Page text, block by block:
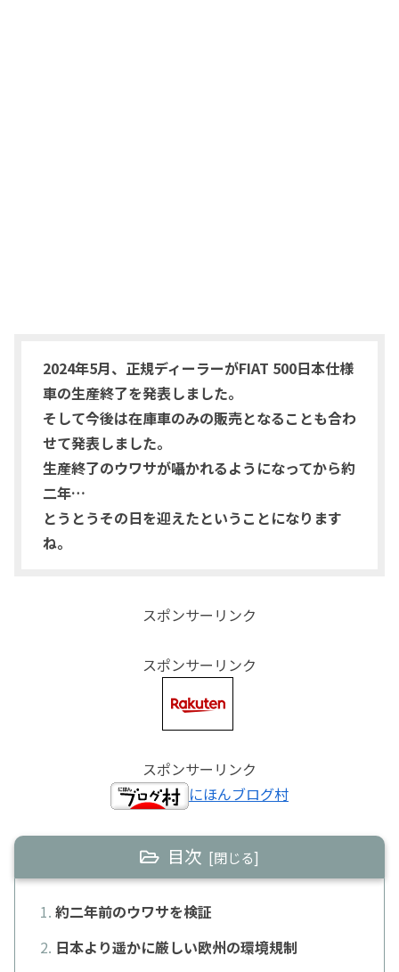
2024年5月、正規ディーラーがFIAT 500日本仕様
車の生産終了を発表しました。
そして今後は在庫車のみの販売となることも合わ
せて発表しました。
生産終了のウワサが囁かれるようになってから約
二年…
とうとうその日を迎えたということになります
ね。
スポンサーリンク
スポンサーリンク
スポンサーリンク
にほんブログ村
目次
約二年前のウワサを検証
日本より遥かに厳しい欧州の環境規制